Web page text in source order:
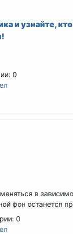
и узнайте,
0
в
фон останется
0